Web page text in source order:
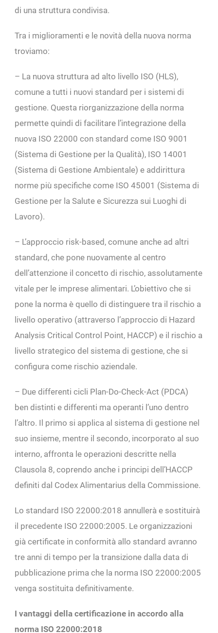
di una struttura condivisa.
Tra i miglioramenti e le novità della nuova norma
troviamo:
– La nuova struttura ad alto livello ISO (HLS),
comune a tutti i nuovi standard per i sistemi di
gestione. Questa riorganizzazione della norma
permette quindi di facilitare l’integrazione della
nuova ISO 22000 con standard come ISO 9001
(Sistema di Gestione per la Qualità), ISO 14001
(Sistema di Gestione Ambientale) e addirittura
norme più specifiche come ISO 45001 (Sistema di
Gestione per la Salute e Sicurezza sui Luoghi di
Lavoro).
– L’approccio risk-based, comune anche ad altri
standard, che pone nuovamente al centro
dell’attenzione il concetto di rischio, assolutamente
vitale per le imprese alimentari. L’obiettivo che si
pone la norma è quello di distinguere tra il rischio a
livello operativo (attraverso l’approccio di Hazard
Analysis Critical Control Point, HACCP) e il rischio a
livello strategico del sistema di gestione, che si
configura come rischio aziendale.
– Due differenti cicli Plan-Do-Check-Act (PDCA)
ben distinti e differenti ma operanti l’uno dentro
l’altro. Il primo si applica al sistema di gestione nel
suo insieme, mentre il secondo, incorporato al suo
interno, affronta le operazioni descritte nella
Clausola 8, coprendo anche i principi dell’HACCP
definiti dal Codex Alimentarius della Commissione.
Lo standard ISO 22000:2018 annullerà e sostituirà
il precedente ISO 22000:2005. Le organizzazioni
già certificate in conformità allo standard avranno
tre anni di tempo per la transizione dalla data di
pubblicazione prima che la norma ISO 22000:2005
venga sostituita definitivamente.
I vantaggi della certificazione in accordo alla
norma ISO 22000:2018